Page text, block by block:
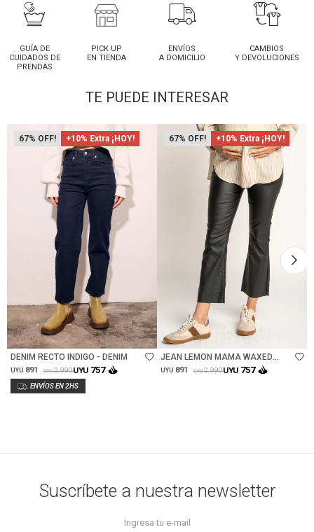
GUÍA DE
CUIDADOS DE
PRENDAS
PICK UP
EN TIENDA
ENVÍOS
A DOMICILIO
CAMBIOS
Y DEVOLUCIONES
TE PUEDE INTERESAR
67 +10% Extra ¡HOY!
Talle
DENIM RECTO INDIGO - DENIM
UYU 891 UYU 2.990UYU 757
67 +10% Extra ¡HOY!
Talle
JEAN LEMON MAMA WAXED
FLARE - NEGRO
UYU 891 UYU 2.990UYU 757
Suscríbete a nuestra newsletter